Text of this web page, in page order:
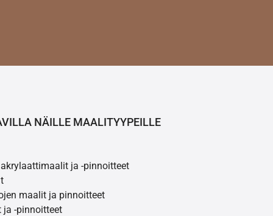
NÄILLE MAALITYYPEILLE
ja -pinnoitteet
maalit ja pinnoitteet
ja -pinnoitteet